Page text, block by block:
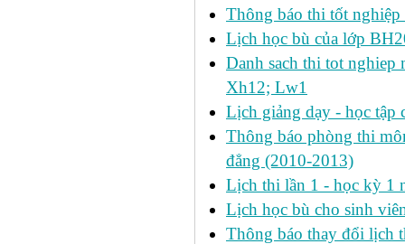
Thông báo thi tốt nghiệp
Lịch học bù của lớp
Danh sach thi tot
Xh12; Lw1
Lịch giảng dạy - học tập
Thông báo phòng thi
đẳng (2010-2013)
Lịch thi lần 1 - học kỳ 1
Lịch học bù cho sinh
Thông báo thay đổi lịch